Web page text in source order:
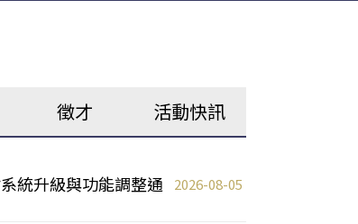
徵才 活動快訊
統升級與功能調整通
2026-08-05